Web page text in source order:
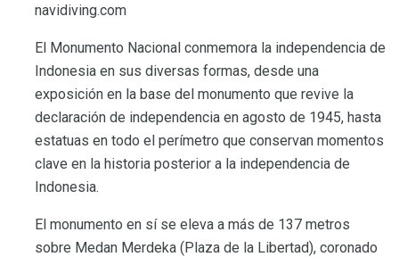
navidiving.com
El Monumento Nacional conmemora la independencia de
Indonesia en sus diversas formas, desde una
exposición en la base del monumento que revive la
declaración de independencia en agosto de 1945, hasta
estatuas en todo el perímetro que conservan momentos
clave en la historia posterior a la independencia de
Indonesia.
El monumento en sí se eleva a más de 137 metros
sobre Medan Merdeka (Plaza de la Libertad), coronado